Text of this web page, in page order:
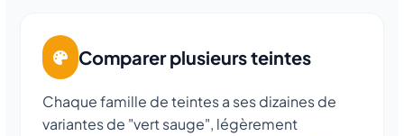
Comparer plusieurs teintes
Chaque famille de teintes a ses dizaines de
variantes de "vert sauge", légèrement